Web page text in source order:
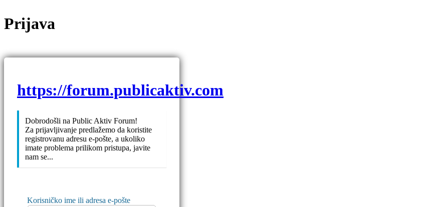
Prijava
https://forum.publicaktiv.com
Dobrodošli na Public Aktiv Forum!
Za prijavljivanje predlažemo da koristite
registrovanu adresu e-pošte, a ukoliko
imate problema prilikom pristupa, javite
nam se...
Korisničko ime ili adresa e-pošte